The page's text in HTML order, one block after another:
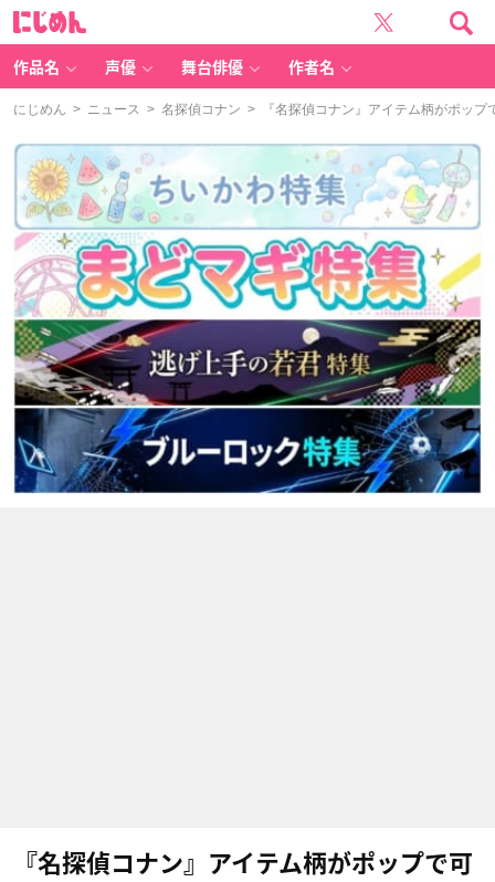
作品名 声優 舞台俳優 作者名
にじめん > ニュース > 名探偵コナン > 『名探偵コナン』アイテム柄がポップ
『名探偵コナン』アイテム柄がポップで可